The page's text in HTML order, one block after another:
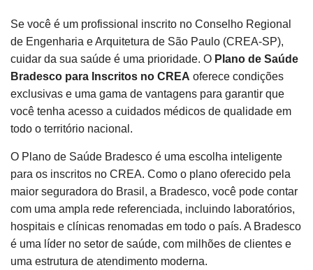
Se você é um profissional inscrito no Conselho Regional
de Engenharia e Arquitetura de São Paulo (CREA-SP),
cuidar da sua saúde é uma prioridade. O Plano de Saúde
Bradesco para Inscritos no CREA oferece condições
exclusivas e uma gama de vantagens para garantir que
você tenha acesso a cuidados médicos de qualidade em
todo o território nacional.
O Plano de Saúde Bradesco é uma escolha inteligente
para os inscritos no CREA. Como o plano oferecido pela
maior seguradora do Brasil, a Bradesco, você pode contar
com uma ampla rede referenciada, incluindo laboratórios,
hospitais e clínicas renomadas em todo o país. A Bradesco
é uma líder no setor de saúde, com milhões de clientes e
uma estrutura de atendimento moderna.